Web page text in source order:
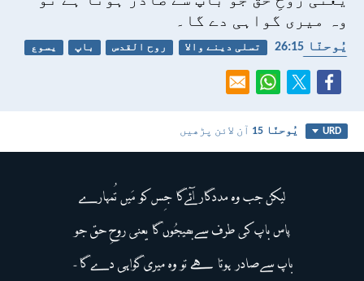
وہ میری گواہی دے گا۔
یُوحنّا 15:‏26 تسلی دینے والا روح القدس باپ
یسوع
URD یُوحنّا 15 آن لائن پڑھیں